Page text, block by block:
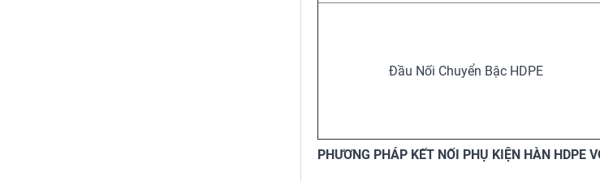
Đầu Nối Chuyển Bậc HDPE
PHƯƠNG PHÁP KẾT NỐI PHỤ KIỆN HÀN HDPE